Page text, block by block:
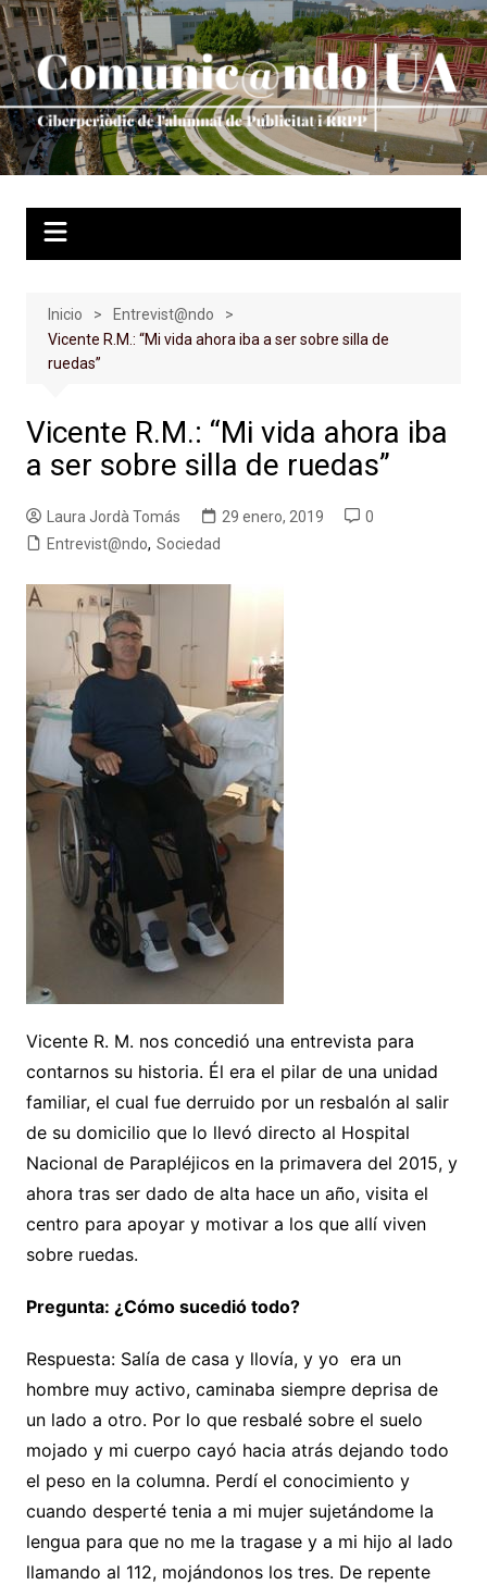
Saltar
al
contenido
Inicio
Entrevist@ndo
Vicente R.M.: “Mi vida ahora iba a ser sobre silla de
ruedas”
Vicente R.M.: “Mi vida ahora iba
a ser sobre silla de ruedas”
Laura Jordà Tomás 29 enero, 2019
0
Entrevist@ndo, Sociedad
Vicente R. M. nos concedió una entrevista para
contarnos su historia. Él era el pilar de una unidad
familiar, el cual fue derruido por un resbalón al salir
de su domicilio que lo llevó directo al Hospital
Nacional de Parapléjicos en la primavera del 2015, y
ahora tras ser dado de alta hace un año, visita el
centro para apoyar y motivar a los que allí viven
sobre ruedas.
Pregunta: ¿Cómo sucedió todo?
Respuesta: Salía de casa y llovía, y yo era un
hombre muy activo, caminaba siempre deprisa de
un lado a otro. Por lo que resbalé sobre el suelo
mojado y mi cuerpo cayó hacia atrás dejando todo
el peso en la columna. Perdí el conocimiento y
cuando desperté tenia a mi mujer sujetándome la
lengua para que no me la tragase y a mi hijo al lado
llamando al 112, mojándonos los tres. De repente